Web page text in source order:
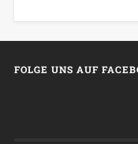
FOLGE UNS AUF